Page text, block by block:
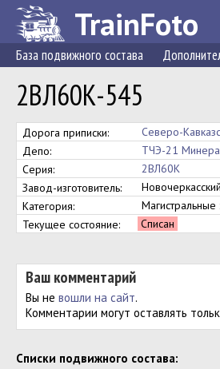
TrainFoto
База подвижного состава
2ВЛ60К-545
Дорога приписки:
Северо-
Депо:
ТЧЭ-21
Серия:
2ВЛ60К
Завод-изготовитель:
Категория:
Магистральные
Текущее состояние:
Списан
Ваш комментарий
Вы не вошли на сайт.
Комментарии могут оставлять
Cписки подвижного состава: